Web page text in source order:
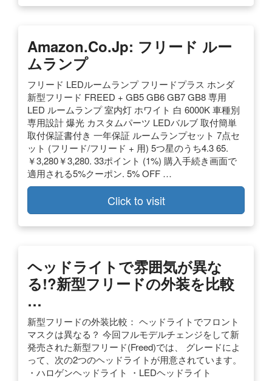
Amazon.co.jp: フリード ルー
ムランプ
フリード LEDルームランプ フリードプラス ホンダ
新型フリード FREED + GB5 GB6 GB7 GB8 専用
LED ルームランプ 室内灯 ホワイト 白 6000K 車種別
専用設計 爆光 カスタムパーツ LEDバルブ 取付簡単
取付保証書付き 一年保証 ルームランプセット 7点セ
ット (フリード/フリード + 用) 5つ星のうち4.3 65.
￥3,280￥3,280. 33ポイント (1%) 購入手続き画面で
適用される5%クーポン. 5% OFF …
Click to visit
ヘッドライトで雰囲気が異な
る!?新型フリードの外装を比較
…
新型フリードの外装比較： ヘッドライトでフロント
マスクは異なる？ 今回フルモデルチェンジをして新
発売された新型フリード(Freed)では、 グレードによ
って、次の2つのヘッドライトが用意されています。
・ハロゲンヘッドライト ・LEDヘッドライト